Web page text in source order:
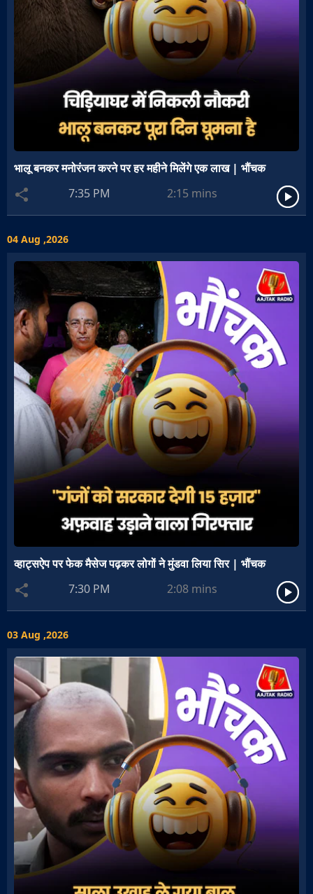
भालू बनकर मनोरंजन करने पर हर महीने मिलेंगे एक लाख | भौंचक
7:35 PM
2:15 mins
04 Aug ,2026
व्हाट्सऐप पर फेक मैसेज पढ़कर लोगों ने मुंडवा लिया सिर | भौंचक
7:30 PM
2:08 mins
03 Aug ,2026